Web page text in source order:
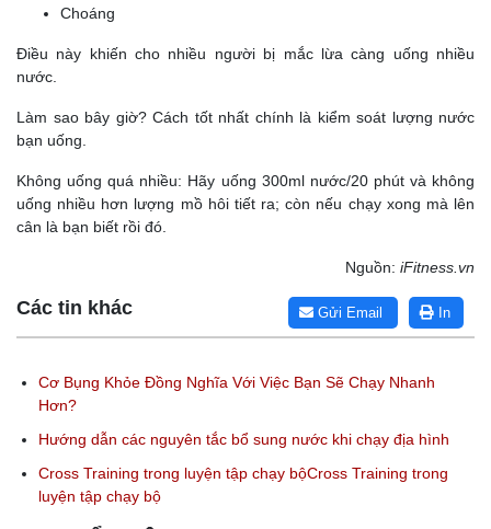
Choáng
Điều này khiến cho nhiều người bị mắc lừa càng uống nhiều
nước.
Làm sao bây giờ? Cách tốt nhất chính là kiểm soát lượng nước
bạn uống.
Không uống quá nhiều: Hãy uống 300ml nước/20 phút và không
uống nhiều hơn lượng mồ hôi tiết ra; còn nếu chạy xong mà lên
cân là bạn biết rồi đó.
Nguồn: iFitness.vn
In
Gửi Email
Các tin khác
Cơ Bụng Khỏe Đồng Nghĩa Với Việc Bạn Sẽ Chạy Nhanh
Hơn?
Hướng dẫn các nguyên tắc bổ sung nước khi chạy địa hình
Cross Training trong luyện tập chạy bộCross Training trong
luyện tập chạy bộ